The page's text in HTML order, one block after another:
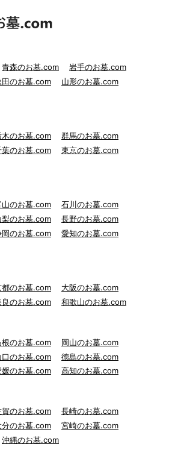
青森のお墓.com
岩手のお墓.com
田のお墓.com
山形のお墓.com
木のお墓.com
群馬のお墓.com
葉のお墓.com
東京のお墓.com
山のお墓.com
石川のお墓.com
梨のお墓.com
長野のお墓.com
岡のお墓.com
愛知のお墓.com
都のお墓.com
大阪のお墓.com
良のお墓.com 和歌山のお墓.com
根のお墓.com
岡山のお墓.com
口のお墓.com
徳島のお墓.com
媛のお墓.com 高知のお墓.com
賀のお墓.com
長崎のお墓.com
分のお墓.com
宮崎のお墓.com
沖縄のお墓.com